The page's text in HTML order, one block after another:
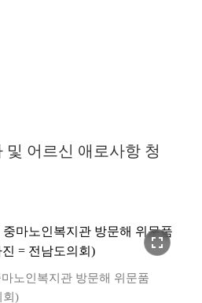
및 어르신 애로사항 청
fullscreen
노인복지관 방문해 위문품
회)